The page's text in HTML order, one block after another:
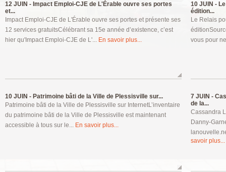
12 JUIN - Impact Emploi-CJE de L'Érable ouvre ses portes
et...
Impact Emploi-CJE de L'Érable ouvre ses portes et présente ses
12 services gratuitsCélébrant sa 15e année d’existence, c’est
hier qu'Impact Emploi-CJE de L'... En savoir plus...
10 JUIN -
édition...
Le Relais
vous pour
10 JUIN - Patrimoine bâti de la Ville de Plessisville sur...
Patrimoine bâti de la Ville de Plessisville sur InternetL’inventaire
du patrimoine bâti de la Ville de Plessisville est maintenant
accessible à tous sur le... En savoir plus...
7 JUIN -
de la...
Cassandra
Danny-
savoir plus...